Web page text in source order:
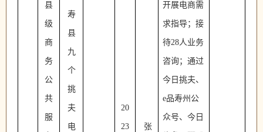
县
级
商
务
公
共
服
寿
县
九
个
挑
夫
电
20
23 张
开展电商需
求指导；接
待28人业务
咨询；通过
今日挑夫、
e品寿州公
众号、今日